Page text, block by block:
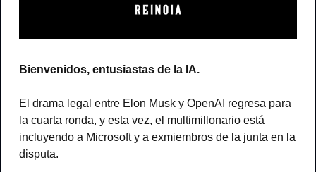
Bienvenidos, entusiastas de la IA.
El drama legal entre Elon Musk y OpenAI regresa para
la cuarta ronda, y esta vez, el multimillonario está
incluyendo a Microsoft y a exmiembros de la junta en la
disputa.